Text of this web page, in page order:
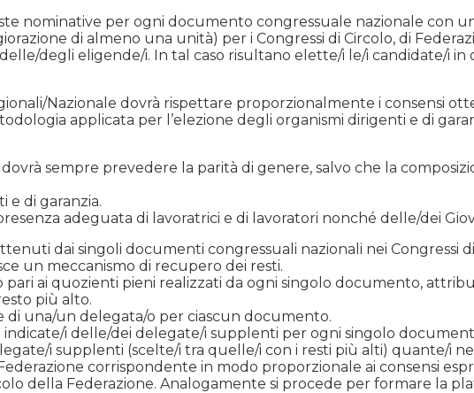
nominative per ogni documento congressuale nazionale con
di almeno una unità) per i Congressi di Circolo, di
degli eligende/i. In tal caso risultano elette/i le/i candidate/i in
Nazionale dovrà rispettare proporzionalmente i consensi
applicata per l’elezione degli organismi dirigenti e di
sempre prevedere la parità di genere, salvo che la
e di garanzia.
adeguata di lavoratrici e di lavoratori nonché delle/dei
dai singoli documenti congressuali nazionali nei Congressi di
un meccanismo di recupero dei resti.
ai quozienti pieni realizzati da ogni singolo documento,
più alto.
di una/un delegata/o per ciascun documento.
i delle/dei delegate/i supplenti per ogni singolo
i supplenti (scelte/i tra quelle/i con i resti più alti) quante/i ne
corrispondente in modo proporzionale ai consensi
della Federazione. Analogamente si procede per formare la